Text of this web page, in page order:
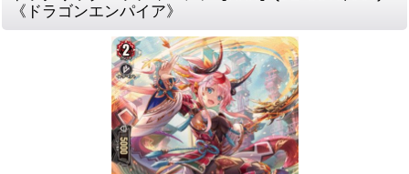
《ドラゴンエンパイア》